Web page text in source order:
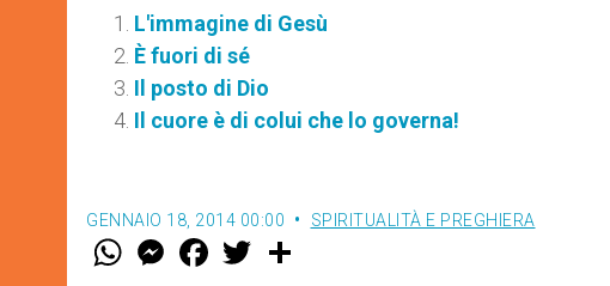
L'immagine di Gesù
È fuori di sé
Il posto di Dio
Il cuore è di colui che lo governa!
GENNAIO 18, 2014 00:00 SPIRITUALITÀ E PREGHIERA
W M
e
F
a w